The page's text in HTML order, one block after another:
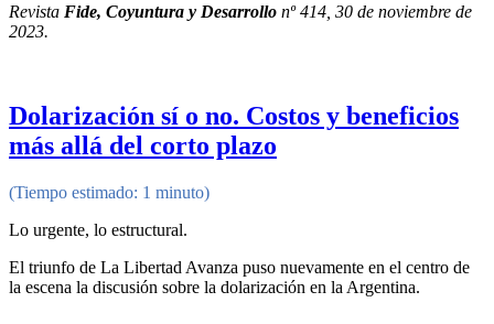
Revista Fide, Coyuntura y Desarrollo nº 414, 30 de noviembre de
2023.
Dolarización sí o no. Costos y beneficios
más allá del corto plazo
(Tiempo estimado: 1 minuto)
Lo urgente, lo estructural.
El triunfo de La Libertad Avanza puso nuevamente en el centro de
la escena la discusión sobre la dolarización en la Argentina.